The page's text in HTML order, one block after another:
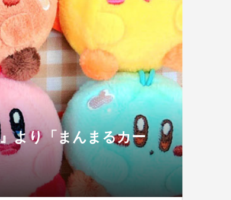
より「まんまるカー